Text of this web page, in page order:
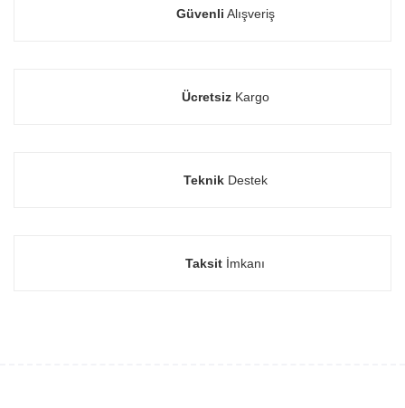
Güvenli Alışveriş
ÜcretsizKargo
TeknikDestek
Taksit İmkanı